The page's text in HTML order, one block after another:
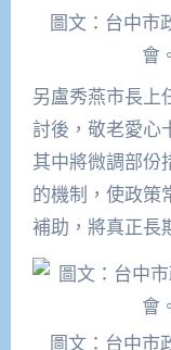
圖文：台中市
會
另盧秀燕市長上
討後，敬老愛心
其中將微調部份
的機制，使政策
補助，將真正長
圖文：台中市